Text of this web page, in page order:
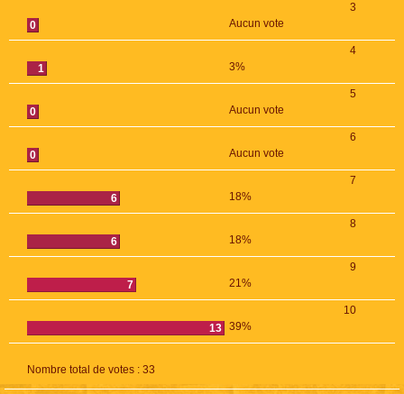
3
0
Aucun vote
4
1
3%
5
0
Aucun vote
6
0
Aucun vote
7
6
18%
8
6
18%
9
7
21%
10
13 39%
Nombre total de votes : 33